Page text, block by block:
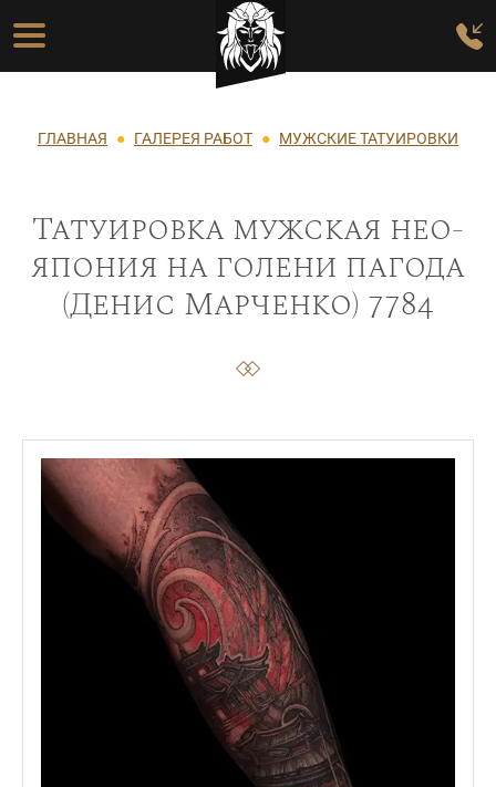
Перейти к основному содержанию
Основная навигация
Строка навигации
ГЛАВНАЯ ГАЛЕРЕЯ РАБОТ МУЖСКИЕ ТАТУИРОВКИ
Татуировка мужская нео-
япония на голени пагода
(Денис Марченко) 7784